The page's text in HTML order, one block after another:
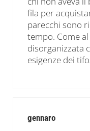
fila per
parecchi sono
tempo. Come
disorganizzata
esigenze dei
gennaro